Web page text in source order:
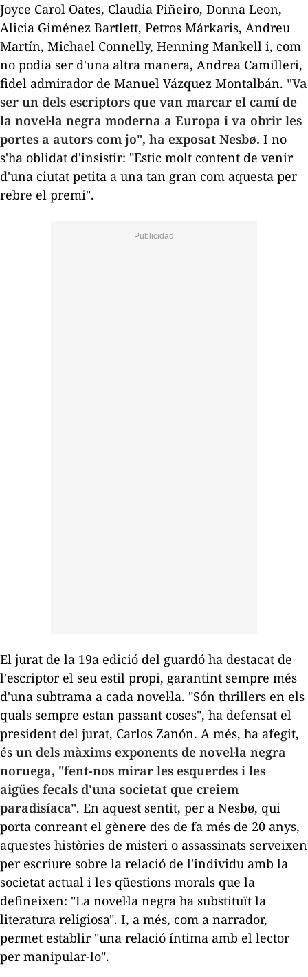
Joyce Carol Oates, Claudia Piñeiro, Donna Leon,
Alicia Giménez Bartlett, Petros Márkaris, Andreu
Martín, Michael Connelly, Henning Mankell i, com
no podia ser d'una altra manera, Andrea Camilleri,
fidel admirador de Manuel Vázquez Montalbán. "Va
ser un dels escriptors que van marcar el camí de
la novel·la negra moderna a Europa i va obrir les
portes a autors com jo", ha exposat Nesbø. I no
s'ha oblidat d'insistir: "Estic molt content de venir
d'una ciutat petita a una tan gran com aquesta per
rebre el premi".
El jurat de la 19a edició del guardó ha destacat de
l'escriptor el seu estil propi, garantint sempre més
d'una subtrama a cada novel·la. "Són thrillers en els
quals sempre estan passant coses", ha defensat el
president del jurat, Carlos Zanón. A més, ha afegit,
és un dels màxims exponents de novel·la negra
noruega, "fent-nos mirar les esquerdes i les
aigües fecals d'una societat que creiem
paradisíaca". En aquest sentit, per a Nesbø, qui
porta conreant el gènere des de fa més de 20 anys,
aquestes històries de misteri o assassinats serveixen
per escriure sobre la relació de l'individu amb la
societat actual i les qüestions morals que la
defineixen: "La novel·la negra ha substituït la
literatura religiosa". I, a més, com a narrador,
permet establir "una relació íntima amb el lector
per manipular-lo".